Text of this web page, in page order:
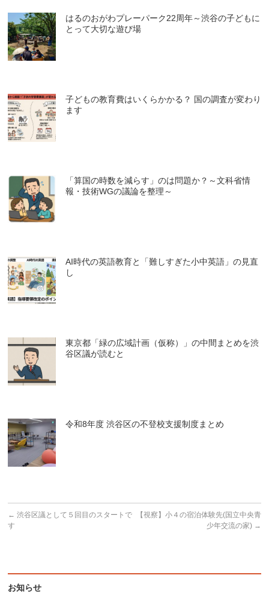
はるのおがわプレーパーク22周年～渋谷の子どもに
とって大切な遊び場
子どもの教育費はいくらかかる？ 国の調査が変わり
ます
「算国の時数を減らす」のは問題か？～文科省情
報・技術WGの議論を整理～
AI時代の英語教育と「難しすぎた小中英語」の見直
し
東京都「緑の広域計画（仮称）」の中間まとめを渋
谷区議が読むと
令和8年度 渋谷区の不登校支援制度まとめ
← 渋谷区議として５回目のスタートで
す
【視察】小４の宿泊体験先(国立中央青
少年交流の家) →
お知らせ